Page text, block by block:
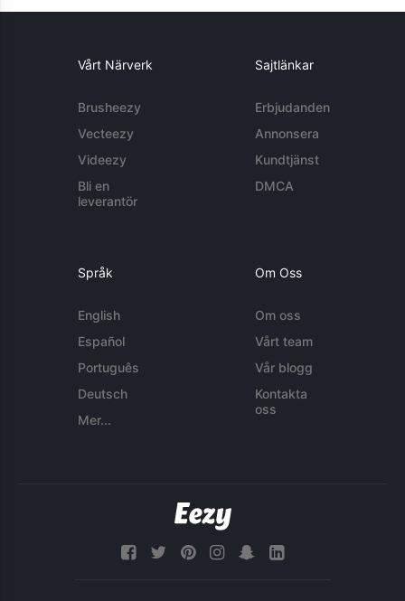
Vårt Närverk
Brusheezy
Vecteezy
Videezy
Bli en
leverantör
Sajtlänkar
Erbjudanden
Annonsera
Kundtjänst
DMCA
Språk
English
Español
Português
Deutsch
Mer...
Om Oss
Om oss
Vårt team
Vår blogg
Kontakta
oss